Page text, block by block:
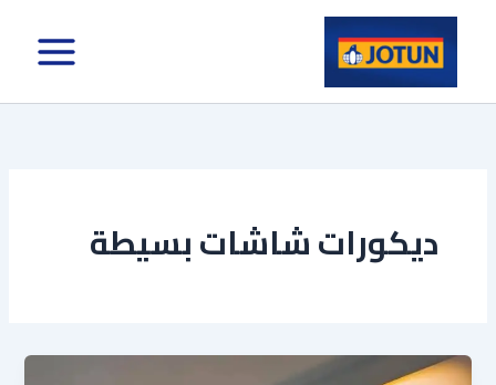
المحتوى
ديكورات شاشات بسيطة